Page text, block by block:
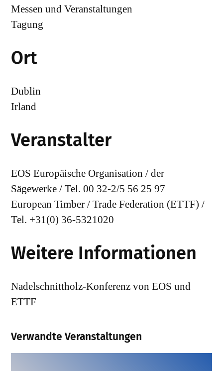
Messen und Veranstaltungen
Tagung
Ort
Dublin
Irland
Veranstalter
EOS Europäische Organisation / der
Sägewerke / Tel. 00 32-2/5 56 25 97
European Timber / Trade Federation (ETTF) /
Tel. +31(0) 36-5321020
Weitere Informationen
Nadelschnittholz-Konferenz von EOS und
ETTF
Verwandte Veranstaltungen